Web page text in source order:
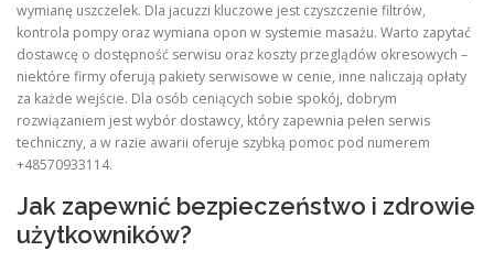
wymianę uszczelek. Dla jacuzzi kluczowe jest czyszczenie filtrów,
kontrola pompy oraz wymiana opon w systemie masażu. Warto zapytać
dostawcę o dostępność serwisu oraz koszty przeglądów okresowych –
niektóre firmy oferują pakiety serwisowe w cenie, inne naliczają opłaty
za każde wejście. Dla osób ceniących sobie spokój, dobrym
rozwiązaniem jest wybór dostawcy, który zapewnia pełen serwis
techniczny, a w razie awarii oferuje szybką pomoc pod numerem
+48570933114.
Jak zapewnić bezpieczeństwo i zdrowie
użytkowników?